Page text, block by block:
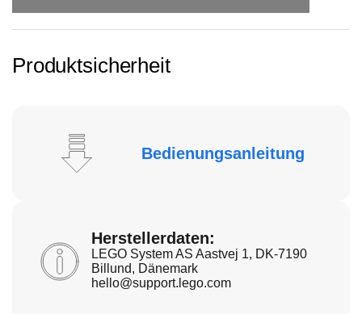
Produktsicherheit
Bedienungsanleitung
Herstellerdaten:
LEGO System AS Aastvej 1, DK-7190
Billund, Dänemark
hello@support.lego.com